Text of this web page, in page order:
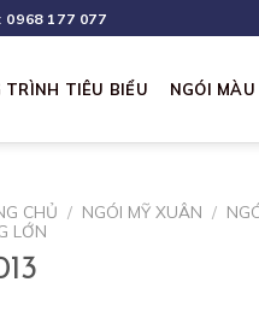
0968 177 077
TRÌNH TIÊU BIỂU NGÓI MÀU
CHỦ / NGÓI MỸ XUÂN /
LỚN